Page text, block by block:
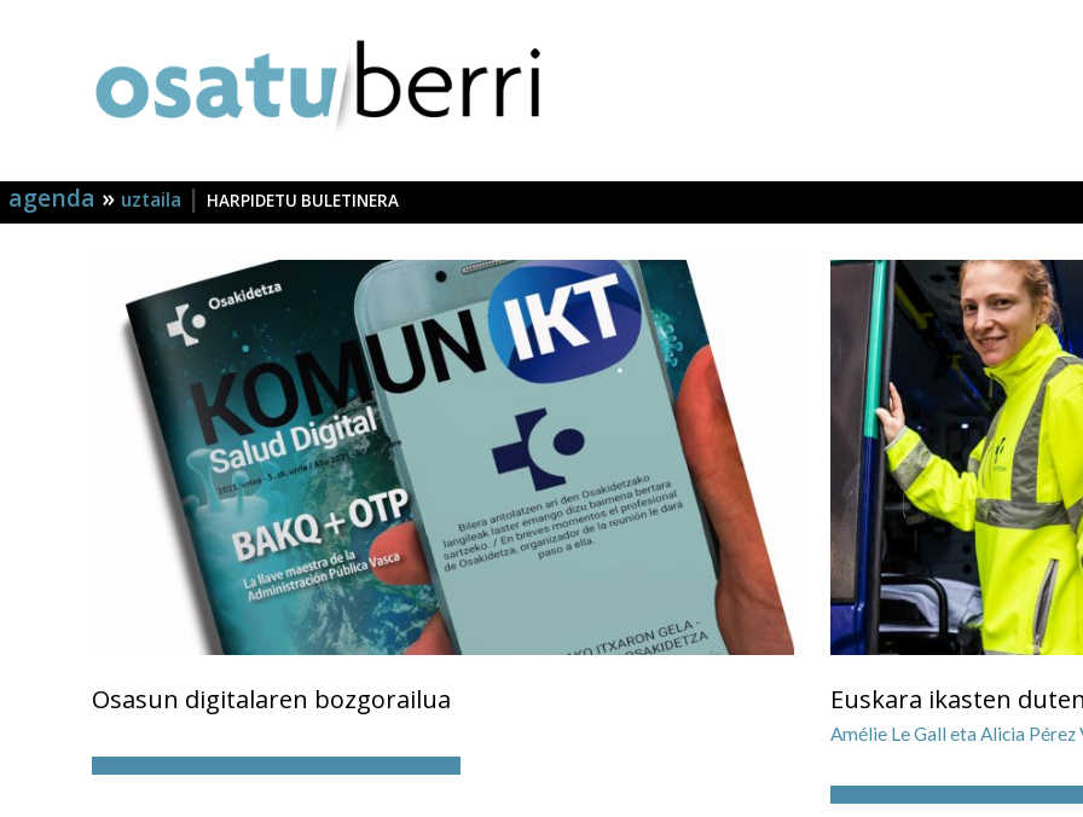
agenda » uztaila | HARPIDETU BULETINERA
Osasun digitalaren bozgorailua Euskara ikasten
Amélie Le Gall eta Alicia Pérez